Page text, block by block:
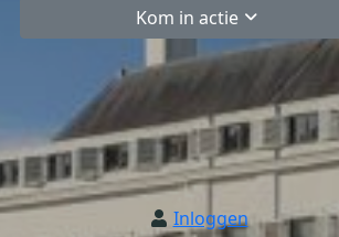
Kom in actie
Inloggen